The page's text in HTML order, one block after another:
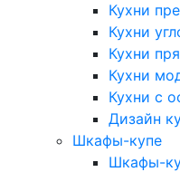
Кухни
Кухни
Кухни
Кухни
Кухни с
Дизайн
Шкафы-купе
Шкафы-